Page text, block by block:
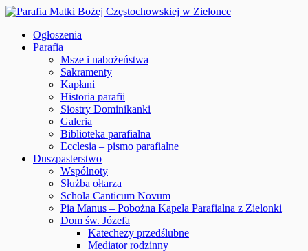
Ogłoszenia
Parafia
Msze i nabożeństwa
Sakramenty
Kapłani
Historia parafii
Siostry Dominikanki
Galeria
Biblioteka parafialna
Ecclesia – pismo parafialne
Duszpasterstwo
Wspólnoty
Służba ołtarza
Schola Canticum Novum
Pia Manus – Pobożna Kapela Parafialna z Zielonki
Dom św. Józefa
Katechezy przedślubne
Mediator rodzinny